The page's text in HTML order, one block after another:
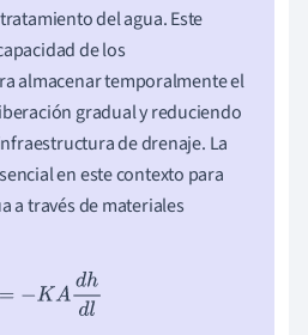
del agua. Este
de los
almacenar temporalmente el
gradual y reduciendo
de drenaje. La
en este contexto para
a través de materiales
Q= −K Adhdl